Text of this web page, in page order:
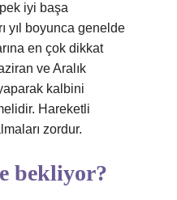
iyi başa
yıl boyunca genelde
en çok dikkat
ve Aralık
kalbini
Hareketli
zordur.
bekliyor?